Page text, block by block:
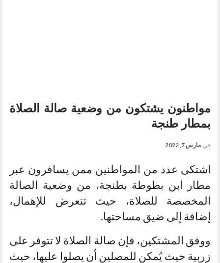
مواطنون يشتكون من وضعية صالة الصلاة
بمطار طنجة
في مارس 7, 2022
اشتكى عدد من المواطنين ممن يسافرون عبر
مطار ابن بطوطة بطنجة، من وضعية الصالة
المخصصة للصلاة، حيث تتعرض للإهمال،
إضافة إلى ضيق مساحتها.
ووفق المشتكين، فإن صالة الصلاة لا تتوفر على
زربية حيث يُمكن للمصلين أن يصلوا عليها، حيث